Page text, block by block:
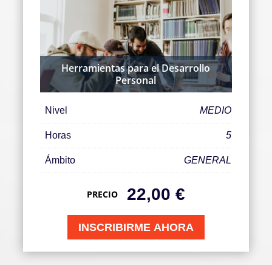
Herramientas para el Desarrollo
Personal
Nivel MEDIO
Horas 5
Ámbito GENERAL
PRECIO 22,00 €
INSCRIBIRME AHORA